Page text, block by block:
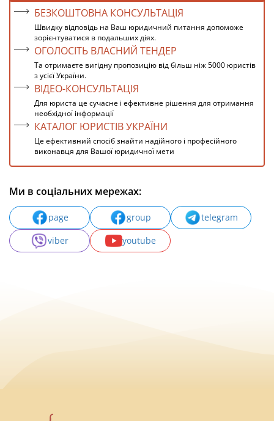
БЕЗКОШТОВНА КОНСУЛЬТАЦІЯ
Швидку відповідь на Ваш юридичний питання допоможе
зорієнтуватися в подальших діях.
ОГОЛОСІТЬ ВЛАСНИЙ ТЕНДЕР
Та отримаєте вигідну пропозицію від більш ніж 5000 юристів
з усієї України.
ВІДЕО-КОНСУЛЬТАЦІЯ
Для юриста це сучасне і ефективне рішення для отримання
необхідної інформації
КАТАЛОГ ЮРИСТІВ УКРАЇНИ
Це ефективний спосіб знайти надійного і професійного
виконавця для Вашої юридичної мети
Ми в соціальних мережах:
page group
telegram
viber
youtube